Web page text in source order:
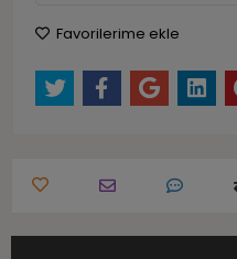
Favorilerime ekle